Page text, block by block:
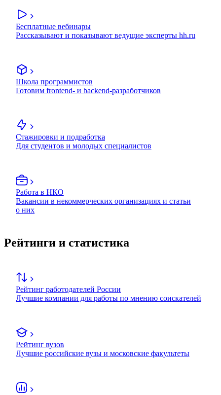
Бесплатные вебинары
Рассказывают и показывают ведущие эксперты hh.ru
Школа программистов
Готовим frontend- и backend-разработчиков
Стажировки и подработка
Для студентов и молодых специалистов
Работа в НКО
Вакансии в некоммерческих организациях и статьи
о них
Рейтинги и статистика
Рейтинг работодателей России
Лучшие компании для работы по мнению соискателей
Рейтинг вузов
Лучшие российские вузы и московские факультеты